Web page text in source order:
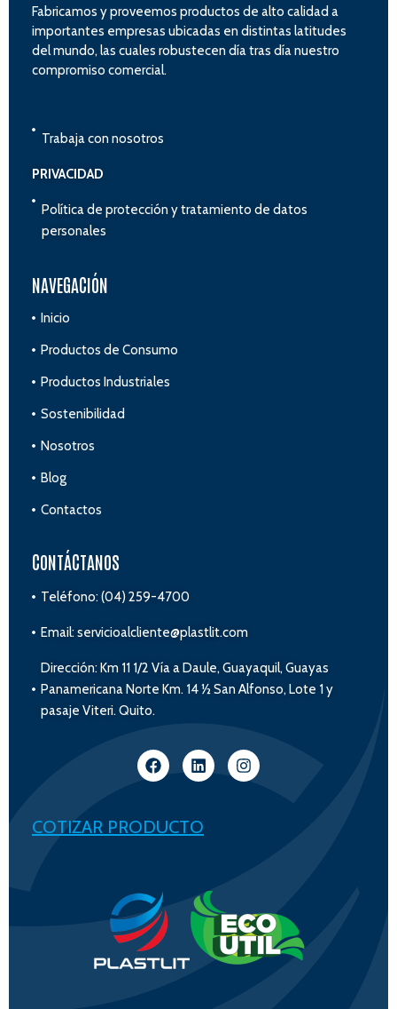
Fabricamos y proveemos productos de alto calidad a
importantes empresas ubicadas en distintas latitudes
del mundo, las cuales robustecen día tras día nuestro
compromiso comercial.
Trabaja con nosotros
PRIVACIDAD
Política de protección y tratamiento de datos
personales
NAVEGACIÓN
Inicio
Productos de Consumo
Productos Industriales
Sostenibilidad
Nosotros
Blog
Contactos
CONTÁCTANOS
Teléfono: (04) 259-4700
Email: servicioalcliente@plastlit.com
Dirección: Km 11 1/2 Vía a Daule, Guayaquil, Guayas
Panamericana Norte Km. 14 ½ San Alfonso, Lote 1 y
pasaje Viteri. Quito.
COTIZAR PRODUCTO